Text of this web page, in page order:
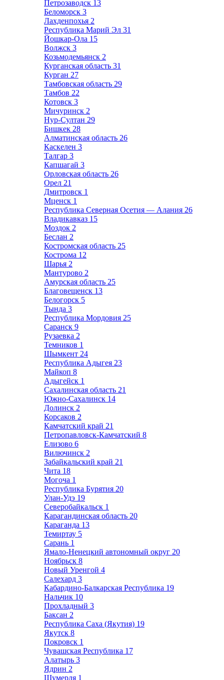
Петрозаводск 13
Беломорск 3
Лахденпохья 2
Республика Марий Эл 31
Йошкар-Ола 15
Волжск 3
Козьмодемьянск 2
Курганская область 31
Курган 27
Тамбовская область 29
Тамбов 22
Котовск 3
Мичуринск 2
Нур-Султан 29
Бишкек 28
Алматинская область 26
Каскелен 3
Талгар 3
Капшагай 3
Орловская область 26
Орел 21
Дмитровск 1
Мценск 1
Республика Северная Осетия — Алания 26
Владикавказ 15
Моздок 2
Беслан 2
Костромская область 25
Кострома 12
Шарья 2
Мантурово 2
Амурская область 25
Благовещенск 13
Белогорск 5
Тында 3
Республика Мордовия 25
Саранск 9
Рузаевка 2
Темников 1
Шымкент 24
Республика Адыгея 23
Майкоп 8
Адыгейск 1
Сахалинская область 21
Южно-Сахалинск 14
Долинск 2
Корсаков 2
Камчатский край 21
Петропавловск-Камчатский 8
Елизово 6
Вилючинск 2
Забайкальский край 21
Чита 18
Могоча 1
Республика Бурятия 20
Улан-Удэ 19
Северобайкальск 1
Карагандинская область 20
Караганда 13
Темиртау 5
Сарань 1
Ямало-Ненецкий автономный округ 20
Ноябрьск 8
Новый Уренгой 4
Салехард 3
Кабардино-Балкарская Республика 19
Нальчик 10
Прохладный 3
Баксан 2
Республика Саха (Якутия) 19
Якутск 8
Покровск 1
Чувашская Республика 17
Алатырь 3
Ядрин 2
Шумерля 1